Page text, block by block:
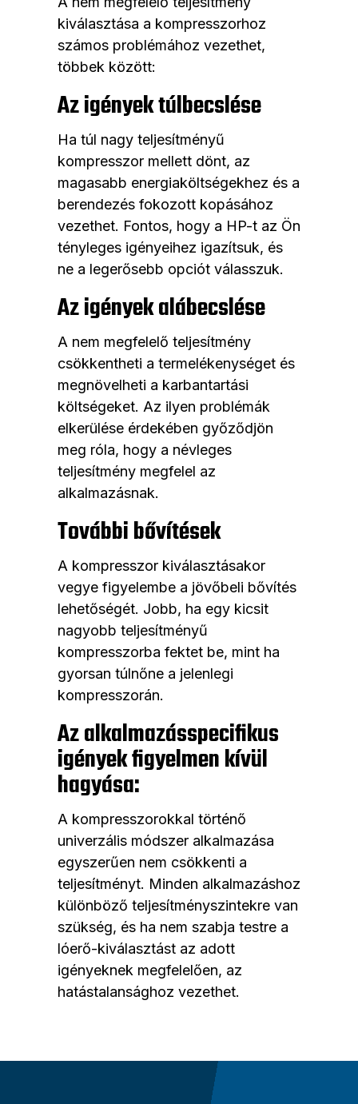
kiválasztása a kompresszorhoz
számos problémához vezethet,
többek között:
Az igények túlbecslése
Ha túl nagy teljesítményű
kompresszor mellett dönt, az
magasabb energiaköltségekhez és a
berendezés fokozott kopásához
vezethet. Fontos, hogy a HP-t az Ön
tényleges igényeihez igazítsuk, és
ne a legerősebb opciót válasszuk.
Az igények alábecslése
A nem megfelelő teljesítmény
csökkentheti a termelékenységet és
megnövelheti a karbantartási
költségeket. Az ilyen problémák
elkerülése érdekében győződjön
meg róla, hogy a névleges
teljesítmény megfelel az
alkalmazásnak.
További bővítések
A kompresszor kiválasztásakor
vegye figyelembe a jövőbeli bővítés
lehetőségét. Jobb, ha egy kicsit
nagyobb teljesítményű
kompresszorba fektet be, mint ha
gyorsan túlnőne a jelenlegi
kompresszorán.
Az alkalmazásspecifikus
igények figyelmen kívül
hagyása:
A kompresszorokkal történő
univerzális módszer alkalmazása
egyszerűen nem csökkenti a
teljesítményt. Minden alkalmazáshoz
különböző teljesítményszintekre van
szükség, és ha nem szabja testre a
lóerő-kiválasztást az adott
igényeknek megfelelően, az
hatástalansághoz vezethet.